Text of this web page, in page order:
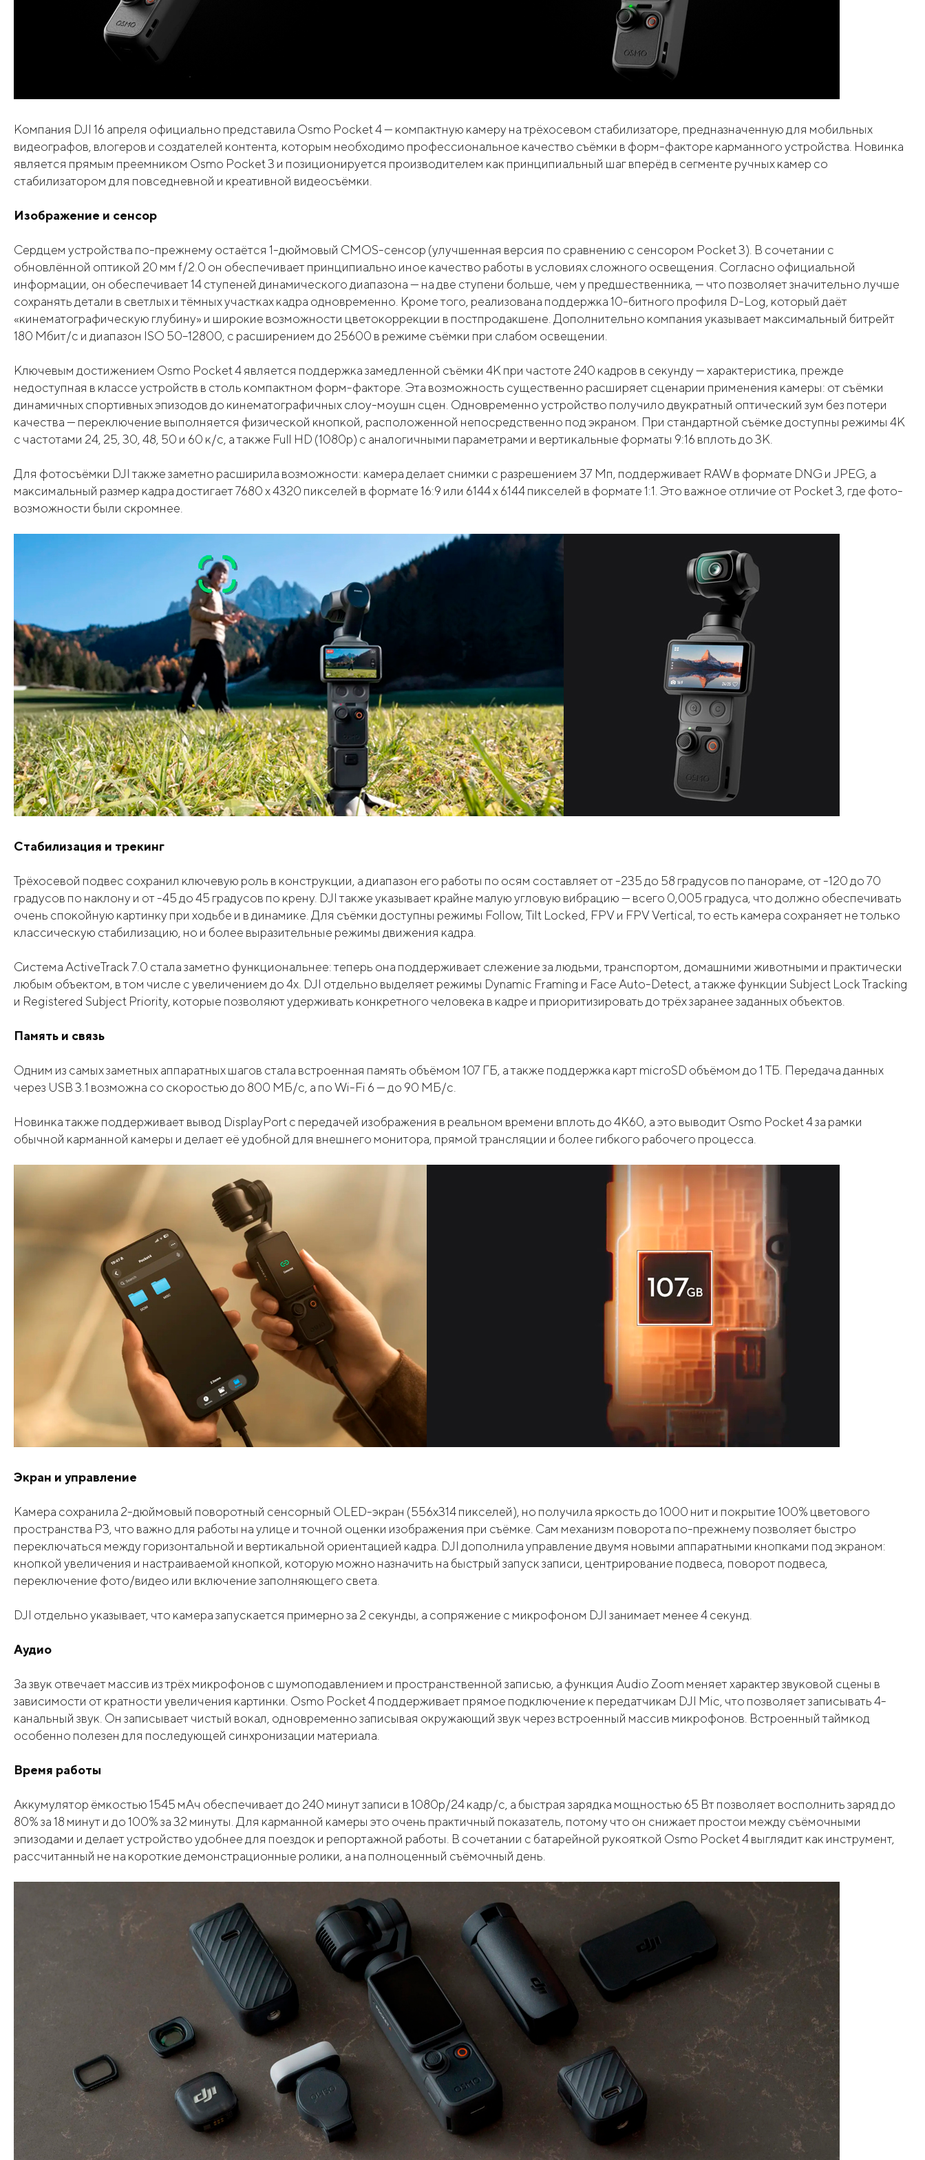
Компания DJI 16 апреля официально представила Osmo Pocket 4 — компактную камеру на трёхосевом стабилизаторе, предназначенную для мобильных
видеографов, влогеров и создателей контента, которым необходимо профессиональное качество съёмки в форм-факторе карманного устройства. Новинка
является прямым преемником Osmo Pocket 3 и позиционируется производителем как принципиальный шаг вперёд в сегменте ручных камер со
стабилизатором для повседневной и креативной видеосъёмки.
Изображение и сенсор
Сердцем устройства по-прежнему остаётся 1-дюймовый CMOS-сенсор (улучшенная версия по сравнению с сенсором Pocket 3). В сочетании с
обновлённой оптикой 20 мм f/2.0 он обеспечивает принципиально иное качество работы в условиях сложного освещения. Согласно официальной
информации, он обеспечивает 14 ступеней динамического диапазона — на две ступени больше, чем у предшественника, — что позволяет значительно лучше
сохранять детали в светлых и тёмных участках кадра одновременно. Кроме того, реализована поддержка 10-битного профиля D-Log, который даёт
«кинематографическую глубину» и широкие возможности цветокоррекции в постпродакшене. Дополнительно компания указывает максимальный битрейт
180 Мбит/с и диапазон ISO 50–12800, с расширением до 25600 в режиме съёмки при слабом освещении.
Ключевым достижением Osmo Pocket 4 является поддержка замедленной съёмки 4K при частоте 240 кадров в секунду — характеристика, прежде
недоступная в классе устройств в столь компактном форм-факторе. Эта возможность существенно расширяет сценарии применения камеры: от съёмки
динамичных спортивных эпизодов до кинематографичных слоу-моушн сцен. Одновременно устройство получило двукратный оптический зум без потери
качества — переключение выполняется физической кнопкой, расположенной непосредственно под экраном. При стандартной съёмке доступны режимы 4K
с частотами 24, 25, 30, 48, 50 и 60 к/с, а также Full HD (1080p) с аналогичными параметрами и вертикальные форматы 9:16 вплоть до 3K.
Для фотосъёмки DJI также заметно расширила возможности: камера делает снимки с разрешением 37 Мп, поддерживает RAW в формате DNG и JPEG, а
максимальный размер кадра достигает 7680 x 4320 пикселей в формате 16:9 или 6144 x 6144 пикселей в формате 1:1. Это важное отличие от Pocket 3, где фото-
возможности были скромнее.
Стабилизация и трекинг
Трёхосевой подвес сохранил ключевую роль в конструкции, а диапазон его работы по осям составляет от -235 до 58 градусов по панораме, от -120 до 70
градусов по наклону и от -45 до 45 градусов по крену. DJI также указывает крайне малую угловую вибрацию — всего 0,005 градуса, что должно обеспечивать
очень спокойную картинку при ходьбе и в динамике. Для съёмки доступны режимы Follow, Tilt Locked, FPV и FPV Vertical, то есть камера сохраняет не только
классическую стабилизацию, но и более выразительные режимы движения кадра.
Система ActiveTrack 7.0 стала заметно функциональнее: теперь она поддерживает слежение за людьми, транспортом, домашними животными и практически
любым объектом, в том числе с увеличением до 4x. DJI отдельно выделяет режимы Dynamic Framing и Face Auto-Detect, а также функции Subject Lock Tracking
и Registered Subject Priority, которые позволяют удерживать конкретного человека в кадре и приоритизировать до трёх заранее заданных объектов.
Память и связь
Одним из самых заметных аппаратных шагов стала встроенная память объёмом 107 ГБ, а также поддержка карт microSD объёмом до 1 ТБ. Передача данных
через USB 3.1 возможна со скоростью до 800 МБ/с, а по Wi-Fi 6 — до 90 МБ/с.
Новинка также поддерживает вывод DisplayPort с передачей изображения в реальном времени вплоть до 4K60, а это выводит Osmo Pocket 4 за рамки
обычной карманной камеры и делает её удобной для внешнего монитора, прямой трансляции и более гибкого рабочего процесса.
Экран и управление
Камера сохранила 2-дюймовый поворотный сенсорный OLED-экран (556x314 пикселей), но получила яркость до 1000 нит и покрытие 100% цветового
пространства P3, что важно для работы на улице и точной оценки изображения при съёмке. Сам механизм поворота по-прежнему позволяет быстро
переключаться между горизонтальной и вертикальной ориентацией кадра. DJI дополнила управление двумя новыми аппаратными кнопками под экраном:
кнопкой увеличения и настраиваемой кнопкой, которую можно назначить на быстрый запуск записи, центрирование подвеса, поворот подвеса,
переключение фото/видео или включение заполняющего света.
DJI отдельно указывает, что камера запускается примерно за 2 секунды, а сопряжение с микрофоном DJI занимает менее 4 секунд.
Аудио
За звук отвечает массив из трёх микрофонов с шумоподавлением и пространственной записью, а функция Audio Zoom меняет характер звуковой сцены в
зависимости от кратности увеличения картинки. Osmo Pocket 4 поддерживает прямое подключение к передатчикам DJI Mic, что позволяет записывать 4-
канальный звук. Он записывает чистый вокал, одновременно записывая окружающий звук через встроенный массив микрофонов. Встроенный таймкод
особенно полезен для последующей синхронизации материала.
Время работы
Аккумулятор ёмкостью 1545 мАч обеспечивает до 240 минут записи в 1080p/24 кадр/с, а быстрая зарядка мощностью 65 Вт позволяет восполнить заряд до
80% за 18 минут и до 100% за 32 минуты. Для карманной камеры это очень практичный показатель, потому что он снижает простои между съёмочными
эпизодами и делает устройство удобнее для поездок и репортажной работы. В сочетании с батарейной рукояткой Osmo Pocket 4 выглядит как инструмент,
рассчитанный не на короткие демонстрационные ролики, а на полноценный съёмочный день.